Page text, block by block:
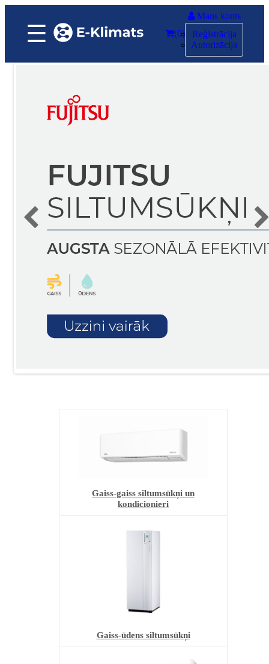
☰ (0)
Mans konts
Reģistrācija
Autorizācija
Gaiss-gaiss siltumsūkņi un
kondicionieri
Gaiss-ūdens siltumsūkņi